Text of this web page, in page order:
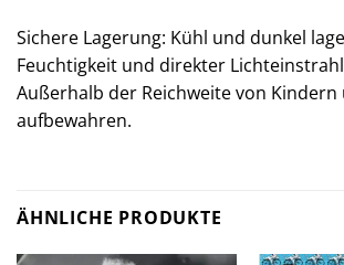
Sichere Lagerung: Kühl und dunkel
Feuchtigkeit und direkter
Außerhalb der Reichweite von
aufbewahren.
ÄHNLICHE PRODUKTE